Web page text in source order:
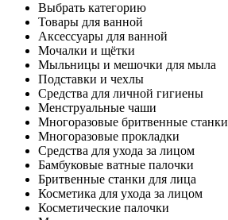
Выбрать категорию
Товары для ванной
Аксессуары для ванной
Мочалки и щётки
Мыльницы и мешочки для мыла
Подставки и чехлы
Средства для личной гигиены
Менструальные чаши
Многоразовые бритвенные станки
Многоразовые прокладки
Средства для ухода за лицом
Бамбуковые ватные палочки
Бритвенные станки для лица
Косметика для ухода за лицом
Косметические палочки